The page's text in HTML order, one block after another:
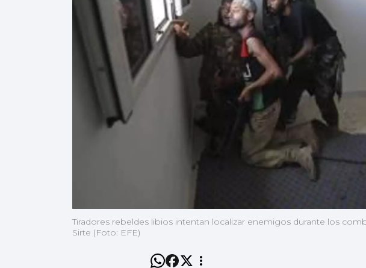
Tiradores rebeldes libios intentan localizar enemigos durante los
Sirte (Foto: EFE)